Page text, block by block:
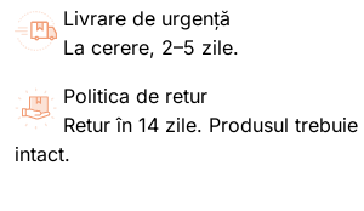
Livrare de urgență
La cerere, 2–5 zile.
Politica de retur
Retur în 14 zile. Produsul
intact.